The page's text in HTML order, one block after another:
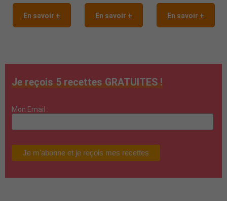
En savoir + En savoir + En savoir +
Je reçois 5 recettes GRATUITES !
Mon Email :